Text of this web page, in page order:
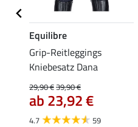
Equilibre
Grip-Reitleggings
Kniebesatz Dana
29,90 €39,90 €
ab 23,92 €
4.7 59